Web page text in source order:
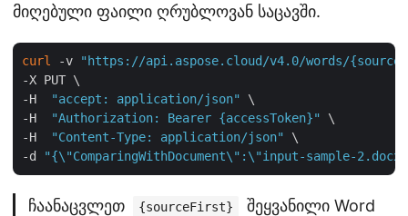
მიღებული ფაილი ღრუბლოვან საცავში.
curl -v
"https://api.aspose.cloud/v4.0/words/
-X PUT \
-H
"accept: application/json"
\
-H
"Authorization: Bearer {accessToken}"
\
-H
"Content-Type: application/json"
\
-d
"{\"ComparingWithDocument\":\"input-sample-
ჩაანაცვლეთ {sourceFirst}
შეყვანილი Word